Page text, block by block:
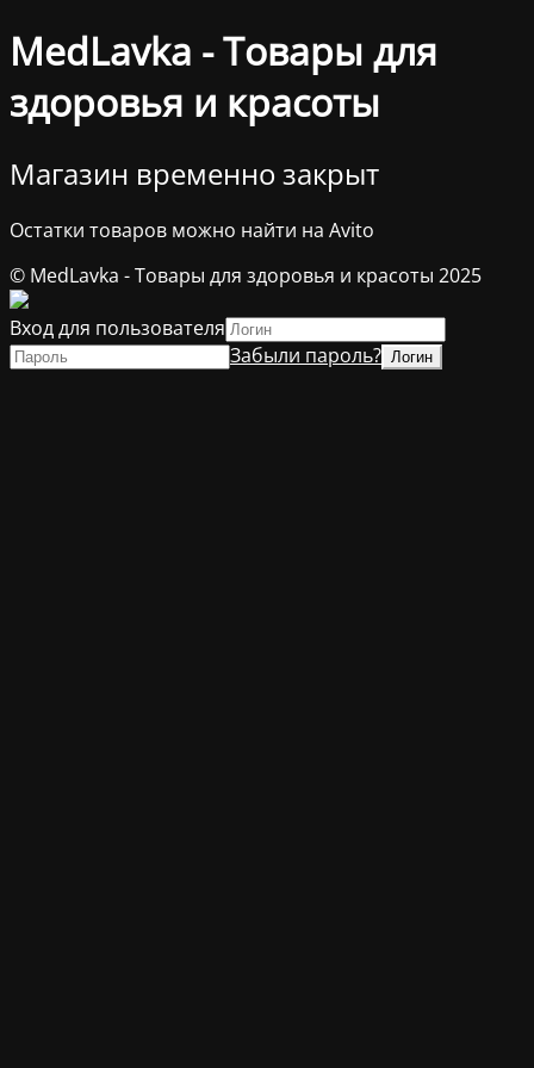
MedLavka - Товары для
здоровья и красоты
Магазин временно закрыт
Остатки товаров можно найти на Avito
© MedLavka - Товары для здоровья и красоты 2025
Вход для пользователя
Забыли пароль?